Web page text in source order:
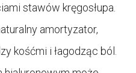
stawów kręgosłupa.
amortyzator,
kośćmi i łagodząc ból.